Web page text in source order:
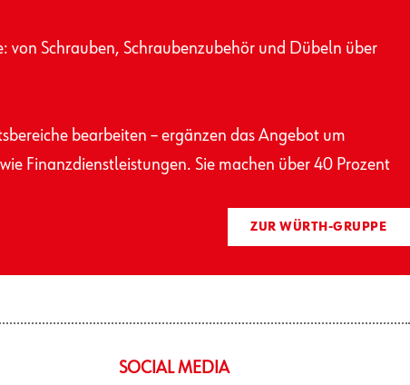
von Schrauben, Schrauben­zubehör und Dübeln über
bearbeiten – ergänzen das Angebot um
Finanz­dienst­leistungen. Sie machen über 40 Prozent
ZUR WÜRTH-GRUPPE
SOCIAL MEDIA